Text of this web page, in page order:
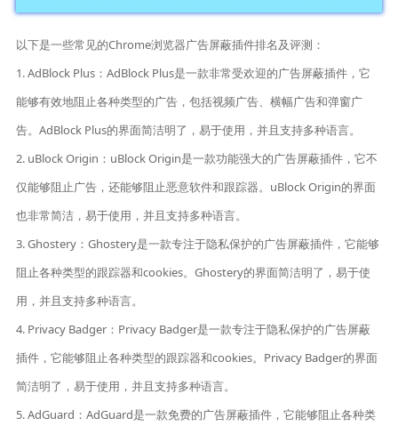
以下是一些常见的Chrome浏览器广告屏蔽插件排名及评测：
1. AdBlock Plus：AdBlock Plus是一款非常受欢迎的广告屏蔽插件，它
能够有效地阻止各种类型的广告，包括视频广告、横幅广告和弹窗广
告。AdBlock Plus的界面简洁明了，易于使用，并且支持多种语言。
2. uBlock Origin：uBlock Origin是一款功能强大的广告屏蔽插件，它不
仅能够阻止广告，还能够阻止恶意软件和跟踪器。uBlock Origin的界面
也非常简洁，易于使用，并且支持多种语言。
3. Ghostery：Ghostery是一款专注于隐私保护的广告屏蔽插件，它能够
阻止各种类型的跟踪器和cookies。Ghostery的界面简洁明了，易于使
用，并且支持多种语言。
4. Privacy Badger：Privacy Badger是一款专注于隐私保护的广告屏蔽
插件，它能够阻止各种类型的跟踪器和cookies。Privacy Badger的界面
简洁明了，易于使用，并且支持多种语言。
5. AdGuard：AdGuard是一款免费的广告屏蔽插件，它能够阻止各种类